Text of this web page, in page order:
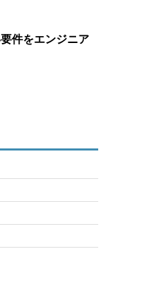
件をエンジニア